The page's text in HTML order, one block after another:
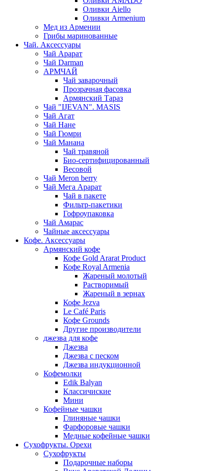
Оливки Aiello
Оливки Armenium
Мед из Армении
Грибы маринованные
Чай. Аксессуары
Чай Арарат
Чай Darman
АРМЧАЙ
Чай заварочный
Прозрачная фасовка
Армянский Тараз
Чай "IJEVAN". MASIS
Чай Агат
Чай Нане
Чай Гюмри
Чай Манана
Чай травяной
Био-сертифицированный
Весовой
Чай Meron berry
Чай Мега Арарат
Чай в пакете
Фильтр-пакетики
Гофроупаковка
Чай Амарас
Чайные аксессуары
Кофе. Аксессуары
Армянский кофе
Кофе Gold Ararat Product
Кофе Royal Armenia
Жареный молотый
Растворимый
Жареный в зернах
Кофе Jezva
Le Café Paris
Кофе Grounds
Другие производители
джезва для кофе
Джезва
Джезва с песком
Джезва индукционной
Кофемолки
Edik Balyan
Классичиские
Мини
Кофейные чашки
Глиняные чашки
Фарфоровые чашки
Медные кофейные чашки
Сухофрукты. Орехи
Сухофрукты
Подарочные наборы